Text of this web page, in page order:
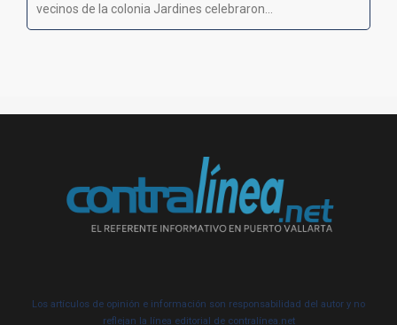
vecinos de la colonia Jardines celebraron...
Los artículos de opinión e información son responsabilidad del autor y no
reflejan la línea editorial de contralínea.net